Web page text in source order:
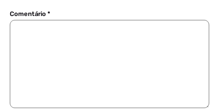
Comentário *